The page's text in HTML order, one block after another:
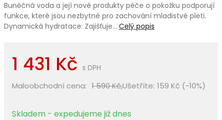
Buněčná voda a její nové produkty péče o pokožku podporují
funkce, které jsou nezbytné pro zachování mladistvé pleti.
Dynamická hydratace: Zajišťuje… Celý popis
1 431 Kč s DPH
Maloobchodní cena: 1 590 Kč,Ušetříte: 159 Kč (-10%)
Skladem - expedujeme již dnes